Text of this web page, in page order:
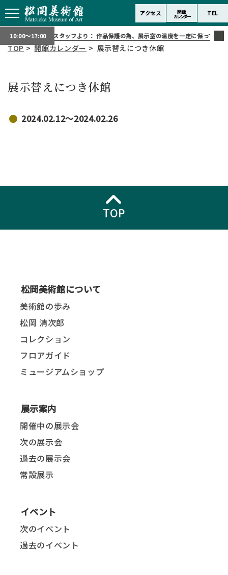
アクセス 開館
カレンダー TEL
10:00～17:00 スタッフより：作品保護の為、展示室の温度を一定に保っており
TOP>開館カレンダー > 展示替えにつき休館
展示替えにつき休館
2024.02.12〜2024.02.26
TOP
松岡美術館について
美術館の歩み
松岡 清次郎
コレクション
フロアガイド
ミュージアムショップ
展示案内
開催中の展示会
次の展示会
過去の展示会
常設展示
イベント
次のイベント
過去のイベント